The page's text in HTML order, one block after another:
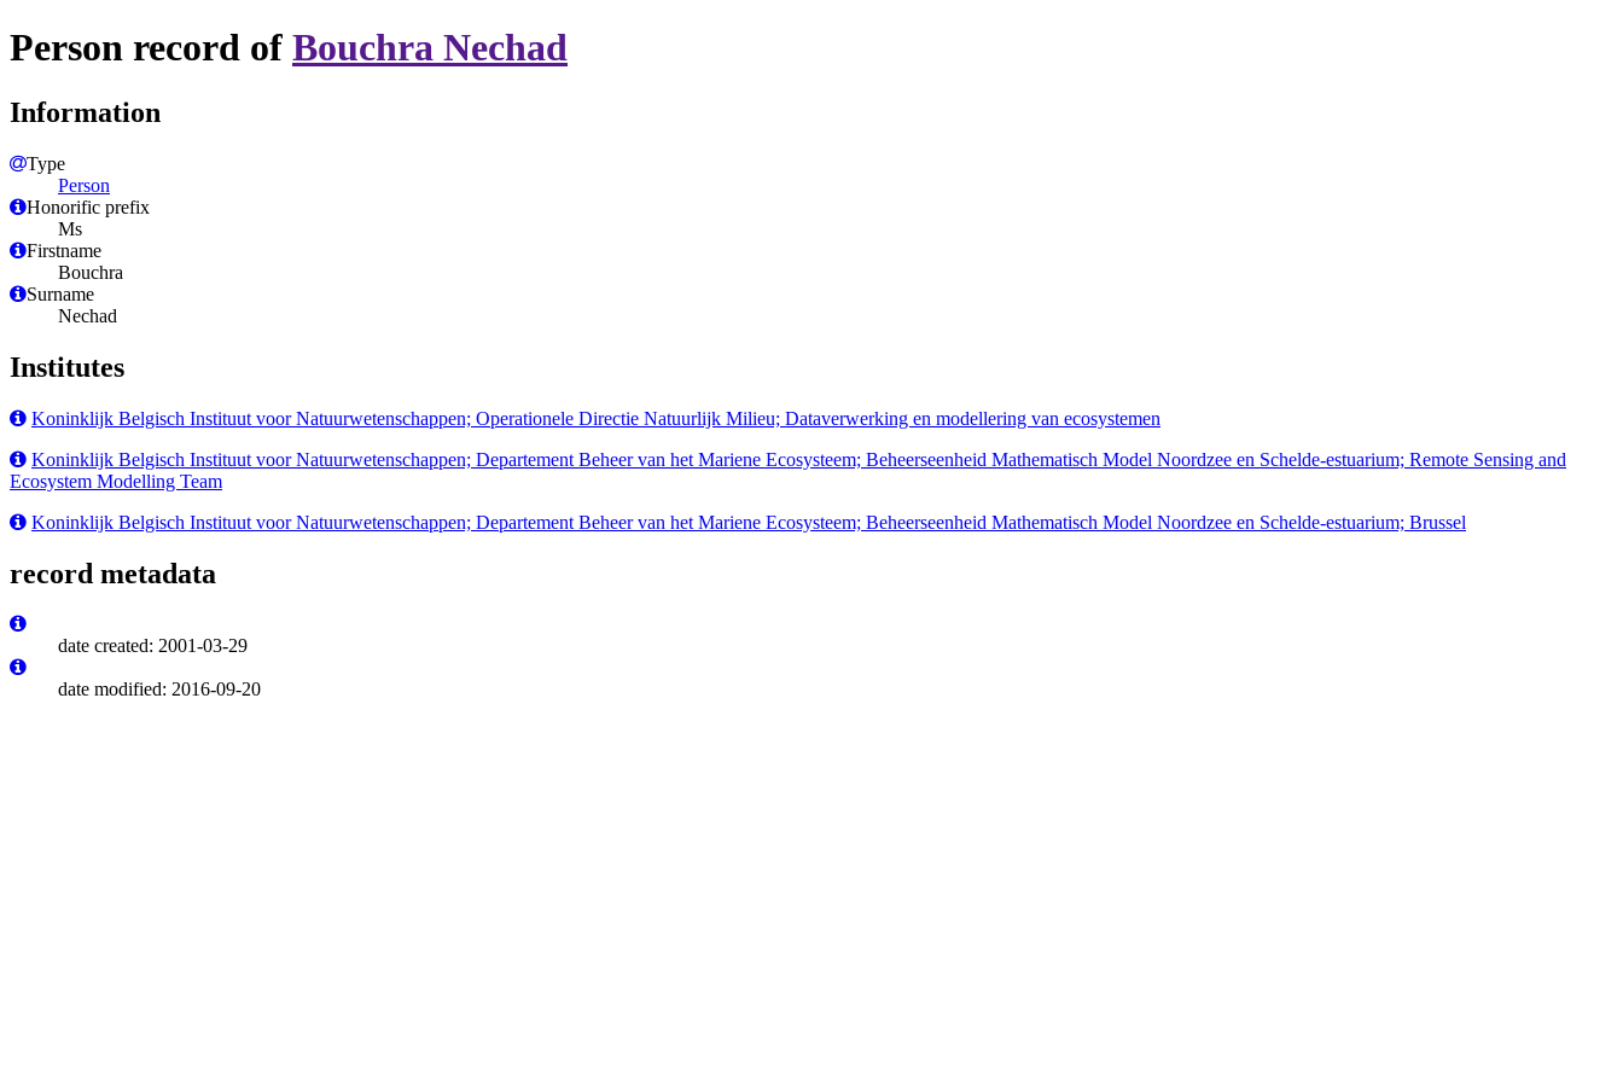
Person record of Bouchra Nechad
Information
Type
Person
Honorific prefix
Ms
Firstname
Bouchra
Surname
Nechad
Institutes
Koninklijk Belgisch Instituut voor Natuurwetenschappen; Operationele Directie Natuurlijk Milieu; Dataverwerking en modellering van ecosystemen
Koninklijk Belgisch Instituut voor Natuurwetenschappen; Departement Beheer van het Mariene Ecosysteem; Beheerseenheid Mathematisch Model Noordzee en Schelde-estuarium; Remote Sensing and
Ecosystem Modelling Team
Koninklijk Belgisch Instituut voor Natuurwetenschappen; Departement Beheer van het Mariene Ecosysteem; Beheerseenheid Mathematisch Model Noordzee en Schelde-estuarium; Brussel
record metadata
date created: 2001-03-29
date modified: 2016-09-20